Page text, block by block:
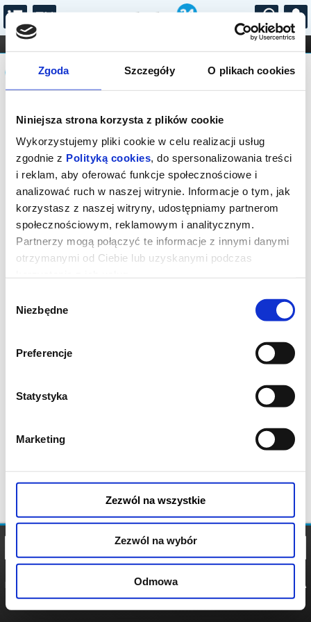
Zgoda Szczegóły O plikach cookies
Niniejsza strona korzysta z plików cookie
Wykorzystujemy pliki cookie w celu realizacji usług
zgodnie z Polityką cookies, do spersonalizowania treści
i reklam, aby oferować funkcje społecznościowe i
analizować ruch w naszej witrynie. Informacje o tym, jak
korzystasz z naszej witryny, udostępniamy partnerom
społecznościowym, reklamowym i analitycznym.
Partnerzy mogą połączyć te informacje z innymi danymi
otrzymanymi od Ciebie lub uzyskanymi podczas
zgody
Niezbędne
Preferencje
Statystyka
Marketing
Zezwól na wszystkie
Zezwól na wybór
Odmowa
...
FILHARMONIA OPERA I BALET
STAND-UP
DLA DZIECI
Komunikat
Sprzedaż biletów on-line na wydarzenie
została zakończona.
POLITYKA
POLITYKA